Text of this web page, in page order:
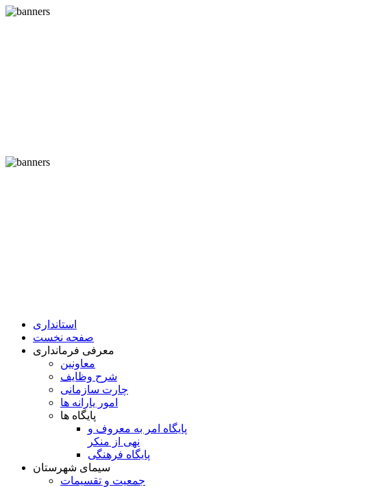
استانداری
صفحه نخست
معرفی فرمانداری
معاونین
شرح وظایف
چارت سازمانی
امور یارانه ها
پایگاه ها
پایگاه امر به معروف و
نهی از منکر
پایگاه فرهنگی
سیمای شهرستان
جمعیت و تقسیمات